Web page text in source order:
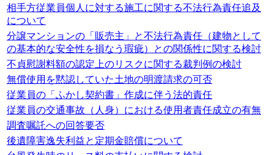
相手方従業員個人に対する施工に関する不法行為責任追及
について
分譲マンションの「販売主」と不法行為責任（建物として
の基本的な安全性を損なう瑕疵）との関係性に関する検討
不貞慰謝料額の認定上のリスクに関する裁判例の検討
無償使用を黙認していた土地の明渡請求の可否
従業員の「ふかし契約書」作成に伴う法的責任
従業員の交通事故（人身）における使用者責任成立の有無
調査嘱託への回答要否
後遺障害逸失利益と定期金賠償について